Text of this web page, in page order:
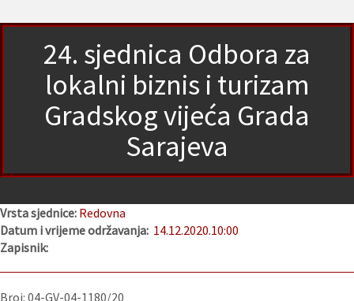
24. sjednica Odbora za
lokalni biznis i turizam
Gradskog vijeća Grada
Sarajeva
Vrsta sjednice: Redovna
Datum i vrijeme održavanja: 14.12.2020.10:00
Zapisnik:
Broj: 04-GV-04-1180/20